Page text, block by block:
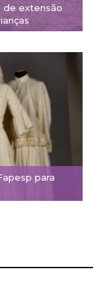
de extensão
para